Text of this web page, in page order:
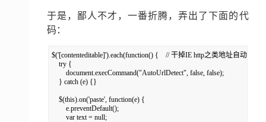
于是，鄙人不才，一番折腾，弄出了下面的代
码：
$('[contenteditable]').each(function() {    // 干掉IE http之类地址自动加链
try {
document.execCommand("AutoUrlDetect", false, false);
} catch (e) {}
$(this).on('paste', function(e) {
e.preventDefault();
var text = null;